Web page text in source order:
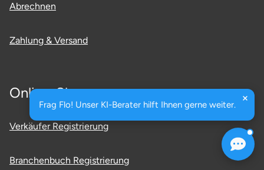
Frag Flo! Unser KI-Berater hilft Ihnen gerne weiter.
Abrechnen
Zahlung & Versand
Online-Shop
Verkäufer Registrierung
Branchenbuch Registrierung